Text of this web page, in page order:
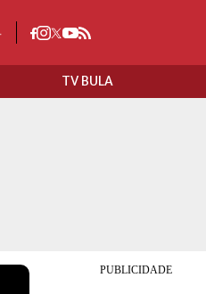
TV BULA